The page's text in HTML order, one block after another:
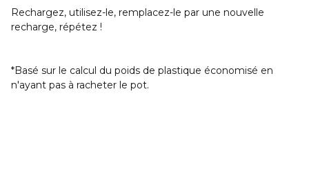
Rechargez, utilisez-le, remplacez-le par une nouvelle
recharge, répétez !
*Basé sur le calcul du poids de plastique économisé en
n'ayant pas à racheter le pot.